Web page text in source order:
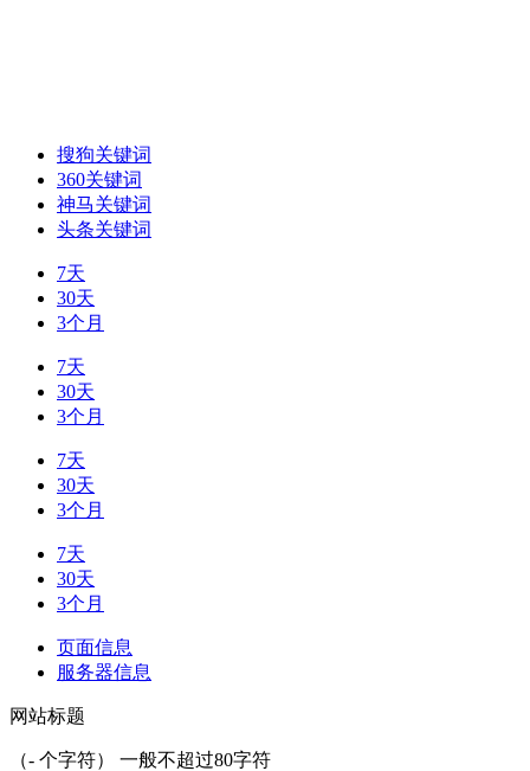
搜狗关键词
360关键词
神马关键词
头条关键词
7天
30天
3个月
7天
30天
3个月
7天
30天
3个月
7天
30天
3个月
页面信息
服务器信息
网站标题
（- 个字符） 一般不超过80字符